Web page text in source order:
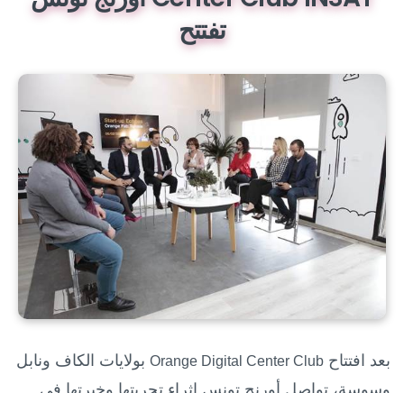
تفتتح
بعد افتتاح Orange Digital Center Club بولايات الكاف ونابل
وسوسة، تواصل أورنج تونس إثراء تجربتها وخبرتها في